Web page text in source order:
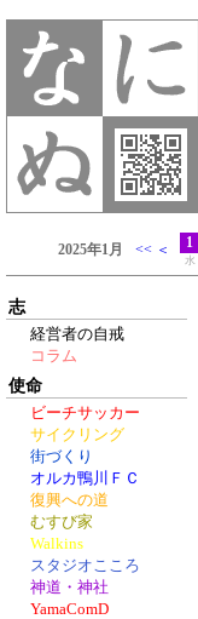
志
経営者の自戒
コラム
使命
ビーチサッカー
サイクリング
街づくり
オルカ鴨川ＦＣ
復興への道
むすび家
Walkins
スタジオこころ
神道・神社
YamaComD